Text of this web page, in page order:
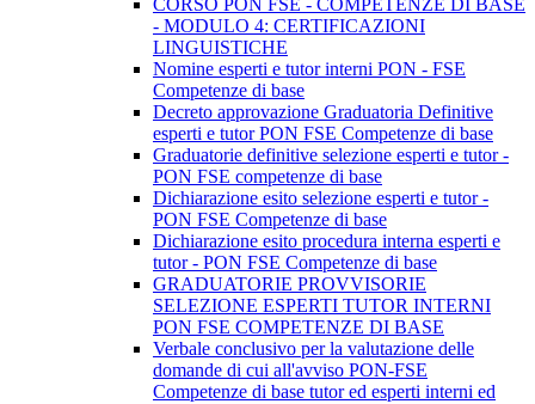
CORSO PON FSE - COMPETENZE DI BASE
- MODULO 4: CERTIFICAZIONI
LINGUISTICHE
Nomine esperti e tutor interni PON - FSE
Competenze di base
Decreto approvazione Graduatoria Definitive
esperti e tutor PON FSE Competenze di base
Graduatorie definitive selezione esperti e tutor -
PON FSE competenze di base
Dichiarazione esito selezione esperti e tutor -
PON FSE Competenze di base
Dichiarazione esito procedura interna esperti e
tutor - PON FSE Competenze di base
GRADUATORIE PROVVISORIE
SELEZIONE ESPERTI TUTOR INTERNI
PON FSE COMPETENZE DI BASE
Verbale conclusivo per la valutazione delle
domande di cui all'avviso PON-FSE
Competenze di base tutor ed esperti interni ed